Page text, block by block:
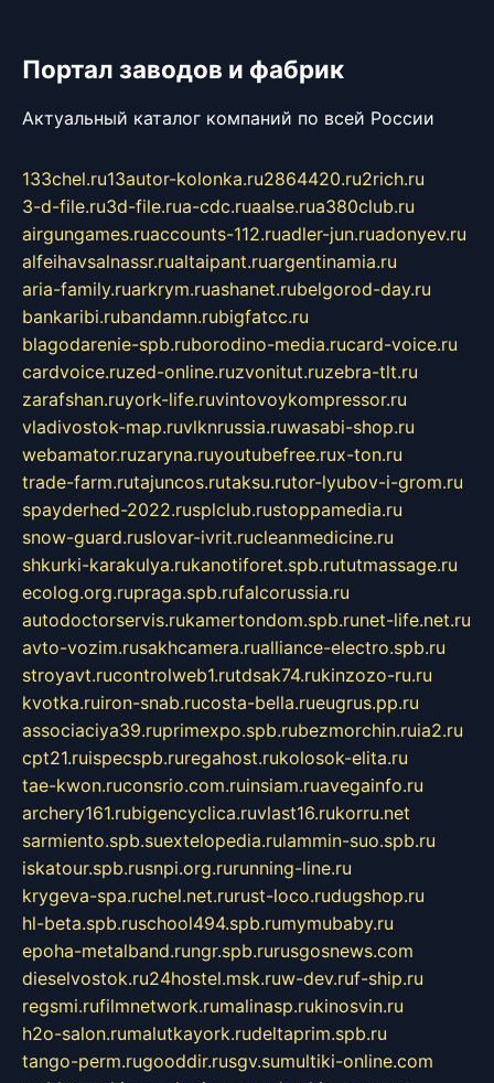
Портал заводов и фабрик
Актуальный каталог компаний по всей России
133chel.ru13autor-kolonka.ru2864420.ru2rich.ru
3-d-file.ru3d-file.rua-cdc.ruaalse.rua380club.ru
airgungames.ruaccounts-112.ruadler-jun.ruadonyev.ru
alfeihavsalnassr.rualtaipant.ruargentinamia.ru
aria-family.ruarkrym.ruashanet.rubelgorod-day.ru
bankaribi.rubandamn.rubigfatcc.ru
blagodarenie-spb.ruborodino-media.rucard-voice.ru
cardvoice.ruzed-online.ruzvonitut.ruzebra-tlt.ru
zarafshan.ruyork-life.ruvintovoykompressor.ru
vladivostok-map.ruvlknrussia.ruwasabi-shop.ru
webamator.ruzaryna.ruyoutubefree.rux-ton.ru
trade-farm.rutajuncos.rutaksu.rutor-lyubov-i-grom.ru
spayderhed-2022.rusplclub.rustoppamedia.ru
snow-guard.ruslovar-ivrit.rucleanmedicine.ru
shkurki-karakulya.rukanotiforet.spb.rututmassage.ru
ecolog.org.rupraga.spb.rufalcorussia.ru
autodoctorservis.rukamertondom.spb.runet-life.net.ru
avto-vozim.rusakhcamera.rualliance-electro.spb.ru
stroyavt.rucontrolweb1.rutdsak74.rukinzozo-ru.ru
kvotka.ruiron-snab.rucosta-bella.rueugrus.pp.ru
associaciya39.ruprimexpo.spb.rubezmorchin.ruia2.ru
cpt21.ruispecspb.ruregahost.rukolosok-elita.ru
tae-kwon.ruconsrio.com.ruinsiam.ruavegainfo.ru
archery161.rubigencyclica.ruvlast16.rukorru.net
sarmiento.spb.suextelopedia.rulammin-suo.spb.ru
iskatour.spb.rusnpi.org.rurunning-line.ru
krygeva-spa.ruchel.net.rurust-loco.rudugshop.ru
hl-beta.spb.ruschool494.spb.rumymubaby.ru
epoha-metalband.rungr.spb.rurusgosnews.com
dieselvostok.ru24hostel.msk.ruw-dev.ruf-ship.ru
regsmi.rufilmnetwork.rumalinasp.rukinosvin.ru
h2o-salon.rumalutkayork.rudeltaprim.spb.ru
tango-perm.rugooddir.rusgv.sumultiki-online.com